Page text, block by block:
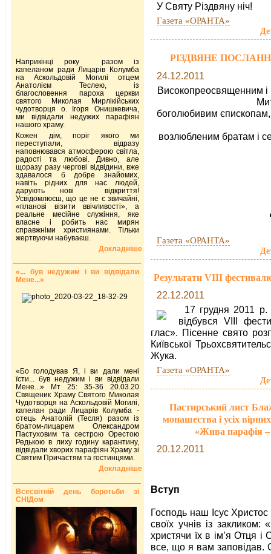
У Святу Різдвяну ніч!
Газета «ОРАНТА»
РІЗДВЯНЕ
24.12.2011
Високопреосвященним
боголюбивим
возлюбленим братам і
Газета «ОРАНТА»
Результати VIІІ
22.12.2011
17 грудня 2011
відбувся VIІІ
глас». Пісенне свято
Київської
Жука.
Газета «ОРАНТА»
Пастирський лист
монашества і усіх
«Жива парафія –
20.12.2011
Вступ
Господь наш Ісус
своїх учнів із закликом:
христячи їх в ім’я Отця
все, що я вам заповідав.
Наприкінці року разом із
капеланом ради Лицарів Колумба
на Аскольдовій Могилі отцем
Анатолієм Теслею, із
благословення пароха церкви
святого Миколая Мирлікійських
чудотворця о. Ігоря Онишкевича,
ми відвідали недужих парафіян
нашого храму.
Кожен дім, поріг якого ми
переступали, відразу
наповнювався атмосферою світла,
радості та любові. Дивно, але
щоразу разу чергові відвідини, вже
здавалося б добре знайомих,
навіть рідних для нас людей,
дарують нові відкриття!
Усвідомлюєш, що це не є звичайні,
«планові візити ввічливості», а
реальне месійне служіння, яке
власне і робить нас мирян
справжніми християнами. Тільки
жертвуючи набуваєш.
Докладніше
«... був недужим і ви відвідали
Мене...»
«Бо голодував Я, і ви дали мені
їсти... був недужим і ви відвідали
Мене...» Мт 25: 35-36 20.03.20
Священик Храму Святого Миколая
Чудотворця на Аскольдовій Могилі,
капелан ради Лицарів Колумба -
отець Анатолій (Тесля) разом із
братом-лицарем Олександром
Пастуховим та сестрою Орестою
Редькою в лиху годину карантину,
відвідали хворих парафіян Храму зі
Святим Причастям та гостинцями.
Докладніше
Всесвітній день боротьби зі
СНІДом